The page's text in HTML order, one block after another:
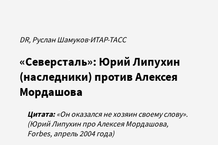
DR, Руслан Шамуков·ИТАР-ТАСС
«Северсталь»: Юрий Липухин
(наследники) против Алексея
Мордашова
Цитата:«Он оказался не хозяин своему слову».
(Юрий Липухин про Алексея Мордашова,
Forbes, апрель 2004 года)